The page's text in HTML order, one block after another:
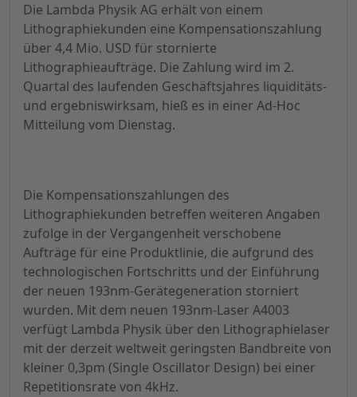
Die Lambda Physik AG erhält von einem
Lithographiekunden eine Kompensationszahlung
über 4,4 Mio. USD für stornierte
Lithographieaufträge. Die Zahlung wird im 2.
Quartal des laufenden Geschäftsjahres liquiditäts-
und ergebniswirksam, hieß es in einer Ad-Hoc
Mitteilung vom Dienstag.
Die Kompensationszahlungen des
Lithographiekunden betreffen weiteren Angaben
zufolge in der Vergangenheit verschobene
Aufträge für eine Produktlinie, die aufgrund des
technologischen Fortschritts und der Einführung
der neuen 193nm-Gerätegeneration storniert
wurden. Mit dem neuen 193nm-Laser A4003
verfügt Lambda Physik über den Lithographielaser
mit der derzeit weltweit geringsten Bandbreite von
kleiner 0,3pm (Single Oscillator Design) bei einer
Repetitionsrate von 4kHz.